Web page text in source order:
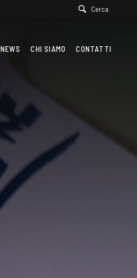
Cerca
NEWS CHI SIAMO CONTATTI